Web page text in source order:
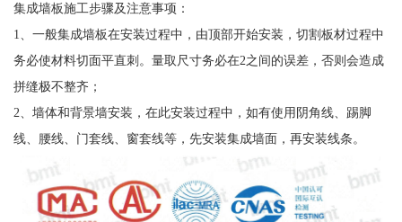
集成墙板施工步骤及注意事项：
1、一般集成墙板在安装过程中，由顶部开始安装，切割板材过程中
务必使材料切面平直刺。量取尺寸务必在2之间的误差，否则会造成
拼缝极不整齐；
2、墙体和背景墙安装，在此安装过程中，如有使用阴角线、踢脚
线、腰线、门套线、窗套线等，先安装集成墙面，再安装线条。